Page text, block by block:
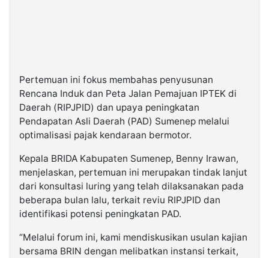
Kabarbaru
Media
Holding
Pertemuan ini fokus membahas penyusunan
Rencana Induk dan Peta Jalan Pemajuan IPTEK di
Daerah (RIPJPID) dan upaya peningkatan
Pendapatan Asli Daerah (PAD) Sumenep melalui
optimalisasi pajak kendaraan bermotor.
Kepala BRIDA Kabupaten Sumenep, Benny Irawan,
menjelaskan, pertemuan ini merupakan tindak lanjut
dari konsultasi luring yang telah dilaksanakan pada
beberapa bulan lalu, terkait reviu RIPJPID dan
identifikasi potensi peningkatan PAD.
“Melalui forum ini, kami mendiskusikan usulan kajian
bersama BRIN dengan melibatkan instansi terkait,